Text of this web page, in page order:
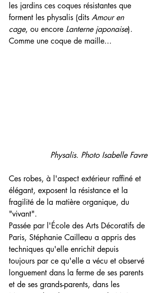
les jardins ces coques résistantes que
forment les physalis (dits Amour en
cage, ou encore Lanterne japonaise).
Comme une coque de maille...
Physalis. Photo Isabelle Favre
Ces robes, à l'aspect extérieur raffiné et
élégant, exposent la résistance et la
fragilité de la matière organique, du
"vivant".
Passée par l'École des Arts Décoratifs de
Paris, Stéphanie Cailleau a appris des
techniques qu'elle enrichit depuis
toujours par ce qu'elle a vécu et observé
longuement dans la ferme de ses parents
et de ses grands-parents, dans les